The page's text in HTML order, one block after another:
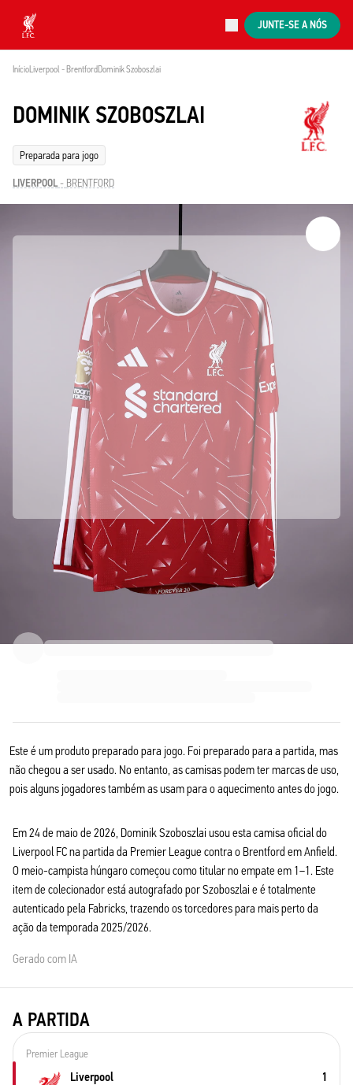
Now live
Liverpool
JUNTE-SE A NÓS
InícioLiverpool - BrentfordDominik Szoboszlai
DOMINIK SZOBOSZLAI
Preparada para jogo
LIVERPOOL- BRENTFORD
Oficialmente em parceria com Liverpool FC
Recebemos este produto diretamente de Liverpool FC para garantir sua autenticidade.
Autenticado com Fabricks
Este é um produto preparado para jogo. Foi preparado para a partida, mas
não chegou a ser usado. No entanto, as camisas podem ter marcas de uso,
pois alguns jogadores também as usam para o aquecimento antes do jogo.
Em 24 de maio de 2026, Dominik Szoboszlai usou esta camisa oficial do
Liverpool FC na partida da Premier League contra o Brentford em Anfield.
O meio-campista húngaro começou como titular no empate em 1–1. Este
item de colecionador está autografado por Szoboszlai e é totalmente
autenticado pela Fabricks, trazendo os torcedores para mais perto da
ação da temporada 2025/2026.
Gerado com IA
A PARTIDA
Premier League
Liverpool 1